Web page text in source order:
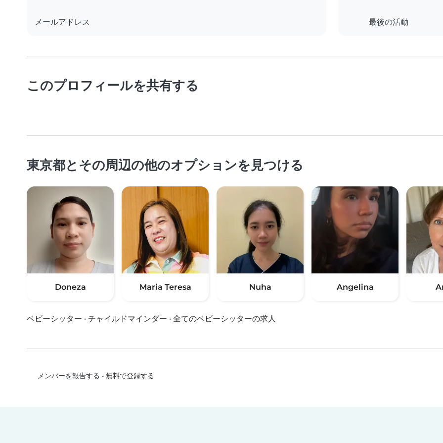
メールアドレス 最後の活動
このプロフィールを共有する
東京都とその周辺の他のオプションを見つける
Doneza Maria Teresa Nuha Angelina
ベビーシッター · チャイルドマインダー · 全てのベビーシッターの求人
メンバーを報告する • 無料で登録する